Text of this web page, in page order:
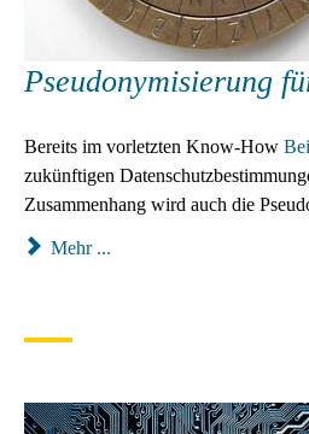
Pseudonymisierung
Bereits im vorletzten Know-How
zukünftigen
Zusammenhang wird auch die
Mehr ...